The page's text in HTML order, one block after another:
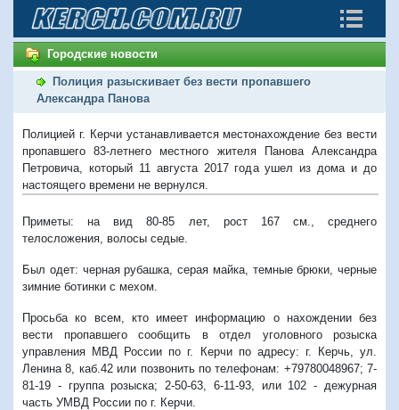
Городские новости
Полиция разыскивает без вести пропавшего
Александра Панова
Полицией г. Керчи устанавливается местонахождение без вести
пропавшего 83-летнего местного жителя Панова Александра
Петровича, который 11 августа 2017 года ушел из дома и до
настоящего времени не вернулся.
Приметы: на вид 80-85 лет, рост 167 см., среднего
телосложения, волосы седые.
Был одет: черная рубашка, серая майка, темные брюки, черные
зимние ботинки с мехом.
Просьба ко всем, кто имеет информацию о нахождении без
вести пропавшего сообщить в отдел уголовного розыска
управления МВД России по г. Керчи по адресу: г. Керчь, ул.
Ленина 8, каб.42 или позвонить по телефонам: +79780048967; 7-
81-19 - группа розыска; 2-50-63, 6-11-93, или 102 - дежурная
часть УМВД России по г. Керчи.